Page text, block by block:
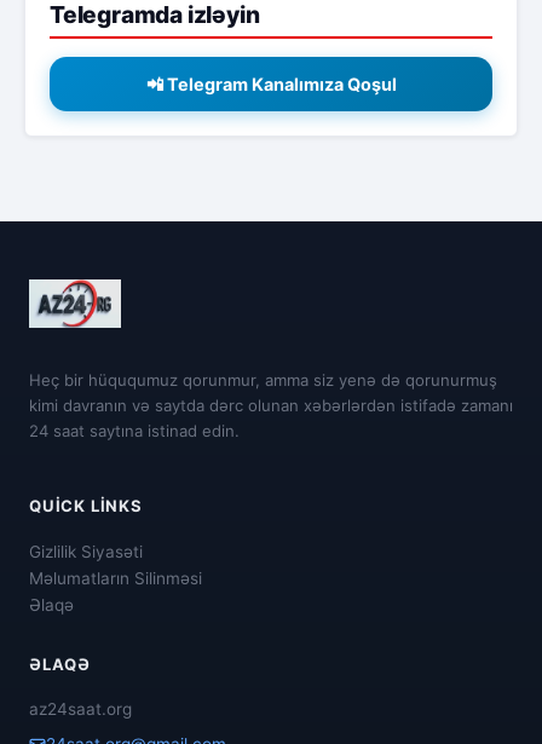
Telegramda izləyin
📲 Telegram Kanalımıza Qoşul
Heç bir hüququmuz qorunmur, amma siz yenə də qorunurmuş
kimi davranın və saytda dərc olunan xəbərlərdən istifadə zamanı
24 saat saytına istinad edin.
QUICK LINKS
Gizlilik Siyasəti
Məlumatların Silinməsi
Əlaqə
ƏLAQƏ
az24saat.org